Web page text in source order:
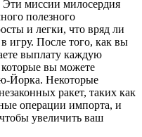
Эти миссии милосердия
полезного
и легки, что вряд ли
игру. После того, как вы
выплату каждую
которые вы можете
Йорка. Некоторые
ракет, таких как
операции импорта, и
увеличить ваш